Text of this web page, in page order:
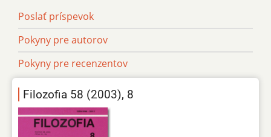
Poslať príspevok
Pokyny pre autorov
Pokyny pre recenzentov
Filozofia 58 (2003), 8